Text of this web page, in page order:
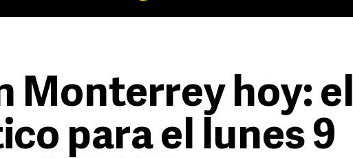
Monterrey hoy: el
para el lunes 9